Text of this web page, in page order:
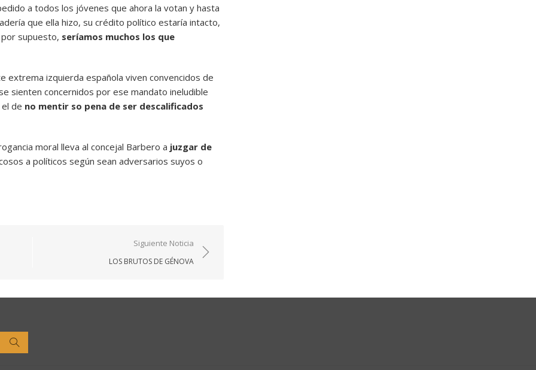
a todos los jóvenes que ahora la votan y hasta
que ella hizo, su crédito político estaría intacto,
por supuesto, seríamos muchos los que
extrema izquierda española viven convencidos de
sienten concernidos por ese mandato ineludible
de no mentir so pena de ser descalificados
moral lleva al concejal Barbero a juzgar de
a políticos según sean adversarios suyos o
Siguiente Noticia
LOS BRUTOS DE GÉNOVA